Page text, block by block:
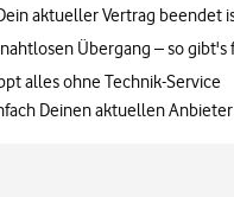
aktueller Vertrag beendet
Übergang – so
alles ohne Technik-Service
Deinen aktuellen